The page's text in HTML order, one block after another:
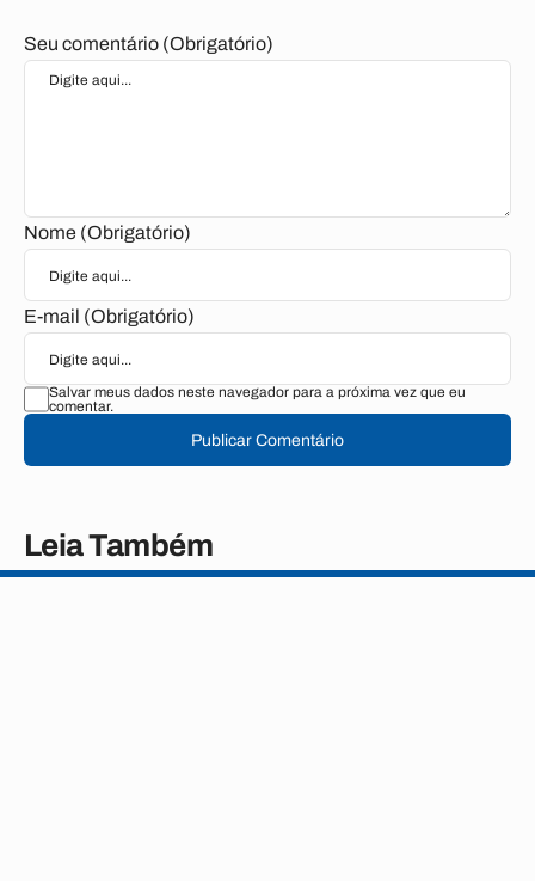
Seu comentário (Obrigatório)
Nome (Obrigatório)
E-mail (Obrigatório)
Salvar meus dados neste navegador para a próxima vez que eu
comentar.
Publicar Comentário
Leia Também